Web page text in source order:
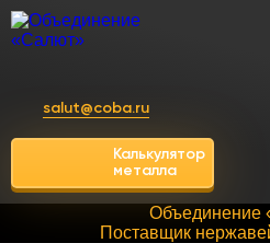
salut@coba.ru
Калькулятор
металла
Объединение
Поставщик